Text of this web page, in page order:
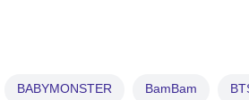
BABYMONSTER BamBam